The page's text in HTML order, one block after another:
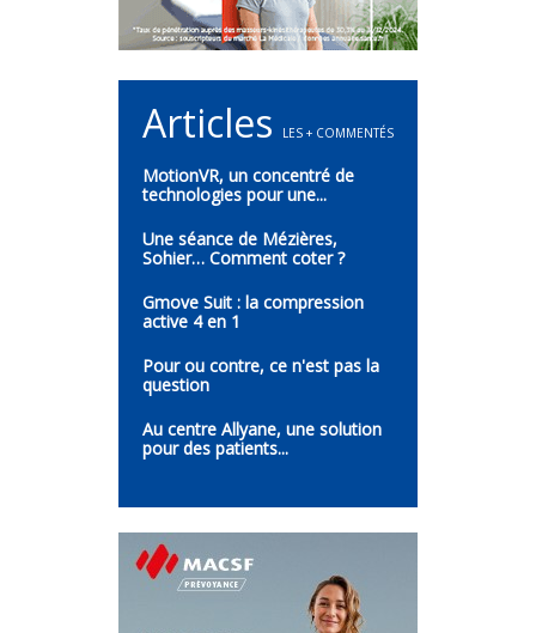
Articles LES + COMMENTÉS
MotionVR, un concentré de
technologies pour une...
Une séance de Mézières,
Sohier… Comment coter ?
Gmove Suit : la compression
active 4 en 1
Pour ou contre, ce n'est pas la
question
Au centre Allyane, une solution
pour des patients...